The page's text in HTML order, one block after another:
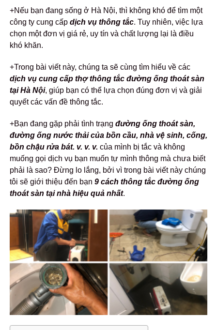
+Nếu bạn đang sống ở Hà Nội, thì không khó để tìm một
công ty cung cấp dịch vụ thông tắc. Tuy nhiên, việc lựa
chọn một đơn vị giá rẻ, uy tín và chất lượng lại là điều
khó khăn.
+Trong bài viết này, chúng ta sẽ cùng tìm hiểu về các
dịch vụ cung cấp thợ thông tắc đường ống thoát sàn
tại Hà Nội, giúp bạn có thể lựa chọn đúng đơn vị và giải
quyết các vấn đề thông tắc.
+Bạn đang gặp phải tình trạng đường ống thoát sàn,
đường ống nước thải của bồn cầu, nhà vệ sinh, cống,
bồn chậu rửa bát. v. v. v. của mình bị tắc và không
muống gọi dịch vụ bạn muốn tự mình thông mà chưa biết
phải là sao? Đừng lo lắng, bởi vì trong bài viết này chúng
tôi sẽ giới thiệu đến bạn 9 cách thông tắc đường ống
thoát sàn tại nhà hiệu quả nhất.